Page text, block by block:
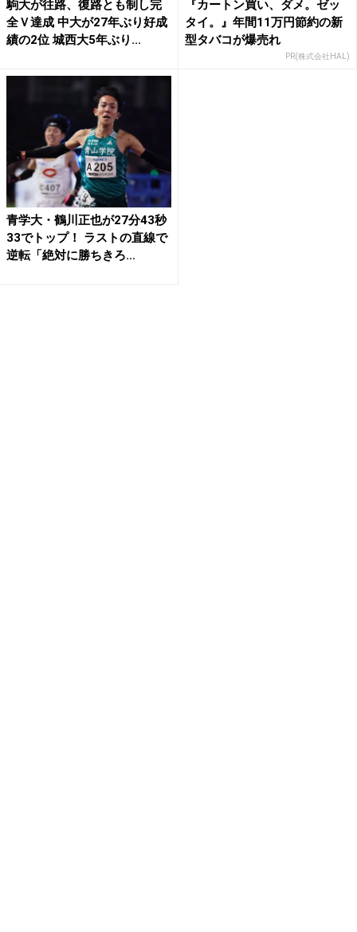
駒大が往路、復路とも制し完
全Ｖ達成 中大が27年ぶり好成
績の2位 城西大5年ぶり...
『カートン買い、ダメ。ゼッ
タイ。』年間11万円節約の新
型タバコが爆売れ
PR(株式会社HAL)
青学大・鶴川正也が27分43秒
33でトップ！ ラストの直線で
逆転「絶対に勝ちきろ...